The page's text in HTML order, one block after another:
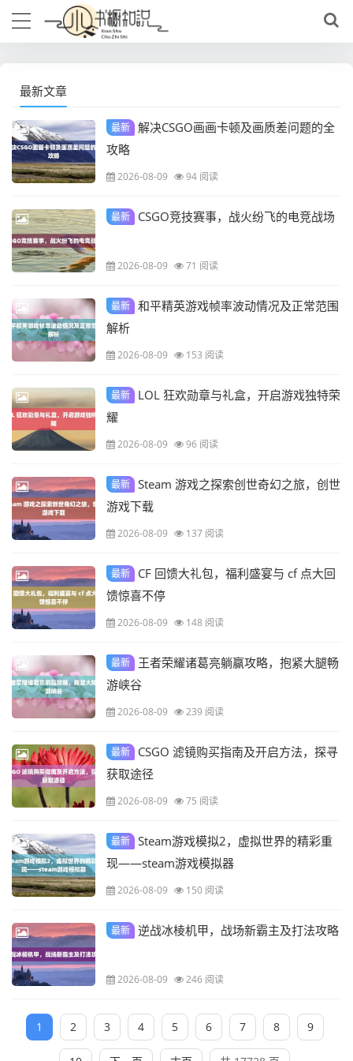
最新文章
最新 解决CSGO画画卡顿及画质差问题的全
攻略
2026-08-09 94 阅读
最新 CSGO竞技赛事，战火纷飞的电竞战场
2026-08-09 71 阅读
最新 和平精英游戏帧率波动情况及正常范围
解析
2026-08-09 153 阅读
最新
LOL 狂欢勋章与礼盒，开启游戏独特荣
耀
2026-08-09 96 阅读
最新 Steam 游戏之探索创世奇幻之旅，创世
游戏下载
2026-08-09 137 阅读
最新
CF 回馈大礼包，福利盛宴与 cf 点大回
馈惊喜不停
2026-08-09 148 阅读
最新
王者荣耀诸葛亮躺赢攻略，抱紧大腿畅
游峡谷
2026-08-09 239 阅读
最新
CSGO 滤镜购买指南及开启方法，探寻
获取途径
2026-08-09 75 阅读
最新 Steam游戏模拟2，虚拟世界的精彩重
现——steam游戏模拟器
2026-08-09 150 阅读
最新 逆战冰棱机甲，战场新霸主及打法攻略
2026-08-09 246 阅读
1 2 3 4 5 6 7 8 9